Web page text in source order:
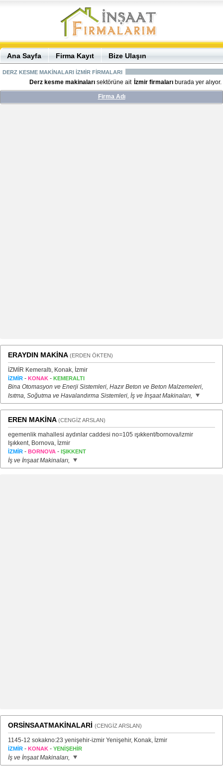
Ana Sayfa Firma Kayıt Bize Ulaşın
DERZ KESME MAKİNALARI İZMİR FİRMALARI
Derz kesme makinaları sektörüne ait İzmir firmaları burada yer alıyor.
Firma Adı
ERAYDIN MAKİNA (ERDEN ÖKTEN)
İZMİR Kemeraltı, Konak, İzmir
İZMİR - KONAK - KEMERALTI
Bina Otomasyon ve Enerji Sistemleri, Hazır Beton ve Beton Malzemeleri,
Isıtma, Soğutma ve Havalandırma Sistemleri, İş ve İnşaat Makinaları,
EREN MAKİNA (CENGİZ ARSLAN)
egemenlik mahallesi aydınlar caddesi no=105 ışıkkent/bornova/izmir
Işıkkent, Bornova, İzmir
İZMİR - BORNOVA - IŞIKKENT
İş ve İnşaat Makinaları,
ORSİNSAATMAKİNALARİ (CENGİZ ARSLAN)
1145-12 sokakno:23 yenişehir-izmir Yenişehir, Konak, İzmir
İZMİR - KONAK - YENİŞEHİR
İş ve İnşaat Makinaları,